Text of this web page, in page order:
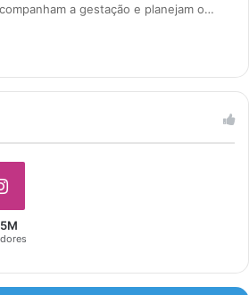
a gestação e planejam o…